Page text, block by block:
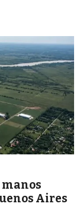
manos
Aires